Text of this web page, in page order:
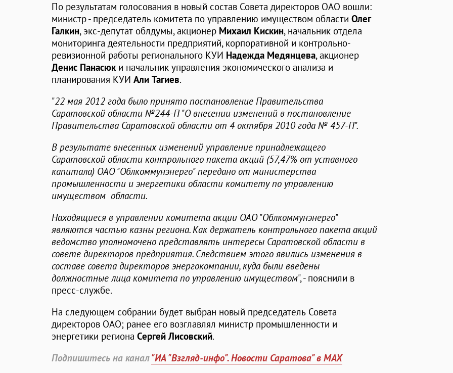
По результатам голосования в новый состав Совета директоров ОАО вошли:
министр - председатель комитета по управлению имуществом области Олег
Галкин, экс-депутат облдумы, акционер Михаил Кискин, начальник отдела
мониторинга деятельности предприятий, корпоративной и контрольно-
ревизионной работы регионального КУИ Надежда Медянцева, акционер
Денис Панасюки начальник управления экономического анализа и
планирования КУИ Али Тагиев.
"22 мая 2012 года было принято постановление Правительства
Саратовской области №244-П "О внесении изменений в постановление
Правительства Саратовской области от 4 октября 2010 года № 457-П".
В результате внесенных изменений управление принадлежащего
Саратовской области контрольного пакета акций (57,47% от уставного
капитала) ОАО "Облкоммунэнерго" передано от министерства
промышленности и энергетики области комитету по управлению
имуществом области.
Находящиеся в управлении комитета акции ОАО "Облкоммунэнерго"
являются частью казны региона. Как держатель контрольного пакета акций
ведомство уполномочено представлять интересы Саратовской области в
совете директоров предприятия. Следствием этого явились изменения в
составе совета директоров энергокомпании, куда были введены
должностные лица комитета по управлению имуществом", - пояснили в
пресс-службе.
На следующем собрании будет выбран новый председатель Совета
директоров ОАО; ранее его возглавлял министр промышленности и
энергетики региона Сергей Лисовский.
Подпишитесь на канал"ИА "Взгляд-инфо". Новости Саратова" в MAX